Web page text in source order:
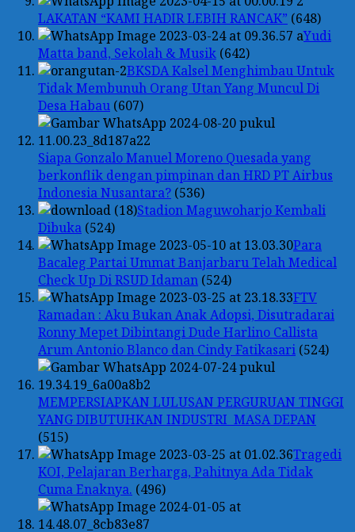
LAKATAN “KAMI HADIR LEBIH RANCAK” (648)
Yudi
Matta band, Sekolah & Musik (642)
BKSDA Kalsel Menghimbau Untuk
Tidak Membunuh Orang Utan Yang Muncul Di
Desa Habau (607)
Siapa Gonzalo Manuel Moreno Quesada yang
berkonflik dengan pimpinan dan HRD PT Airbus
Indonesia Nusantara? (536)
Stadion Maguwoharjo Kembali
Dibuka (524)
Para
Bacaleg Partai Ummat Banjarbaru Telah Medical
Check Up Di RSUD Idaman (524)
FTV
Ramadan : Aku Bukan Anak Adopsi, Disutradarai
Ronny Mepet Dibintangi Dude Harlino Callista
Arum Antonio Blanco dan Cindy Fatikasari (524)
MEMPERSIAPKAN LULUSAN PERGURUAN TINGGI
YANG DIBUTUHKAN INDUSTRI MASA DEPAN
(515)
Tragedi
KOI, Pelajaran Berharga, Pahitnya Ada Tidak
Cuma Enaknya. (496)